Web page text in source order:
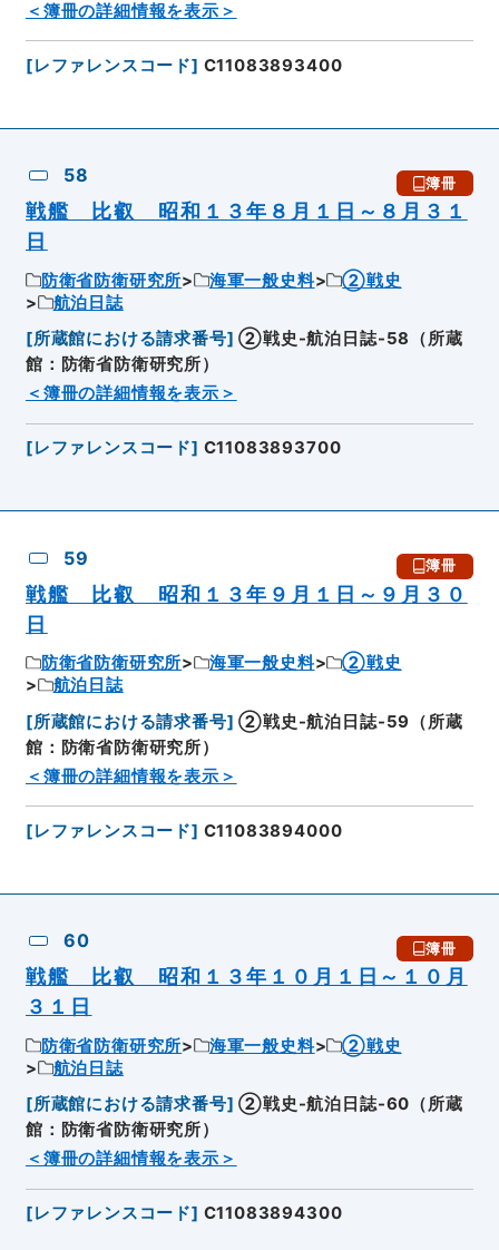
＜簿冊の詳細情報を表示＞
[レファレンスコード] C11083893400
58 簿冊
戦艦 比叡 昭和１３年８月１日～８月３１
日
防衛省防衛研究所 海軍一般史料
②戦史
航泊日誌
[所蔵館における請求番号] ②戦史-航泊日誌-58（所蔵
館：防衛省防衛研究所）
＜簿冊の詳細情報を表示＞
[レファレンスコード] C11083893700
59 簿冊
戦艦 比叡 昭和１３年９月１日～９月３０
日
防衛省防衛研究所 海軍一般史料
②戦史
航泊日誌
[所蔵館における請求番号] ②戦史-航泊日誌-59（所蔵
館：防衛省防衛研究所）
＜簿冊の詳細情報を表示＞
[レファレンスコード] C11083894000
60 簿冊
戦艦 比叡 昭和１３年１０月１日～１０月
３１日
防衛省防衛研究所 海軍一般史料
②戦史
航泊日誌
[所蔵館における請求番号] ②戦史-航泊日誌-60（所蔵
館：防衛省防衛研究所）
＜簿冊の詳細情報を表示＞
[レファレンスコード] C11083894300